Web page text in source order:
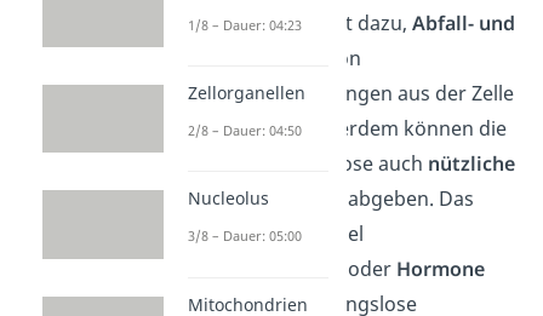
Die Exozytose dient dazu,Abfall- und
von
Stoffwechselvorgängen aus der Zelle
zu schleusen. Außerdem können die
Zellen über Exozytose auch nützliche
Stoffenach außen abgeben. Das
können zum Beispiel
oder Hormone
sein, die eine reibungslose
1/8 – Dauer: 04:23
Zellorganellen
2/8 – Dauer: 04:50
Nucleolus
3/8 – Dauer: 05:00
Mitochondrien